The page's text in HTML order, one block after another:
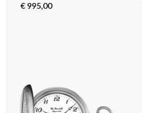
€ 995,00